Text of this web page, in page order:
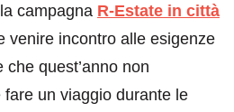
campagna R-Estate in città
venire incontro alle esigenze
quest’anno non
un viaggio durante le